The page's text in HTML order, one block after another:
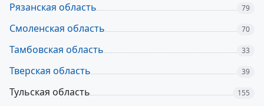
Рязанская область 79
Смоленская область 70
Тамбовская область 33
Тверская область 39
Тульская область 155